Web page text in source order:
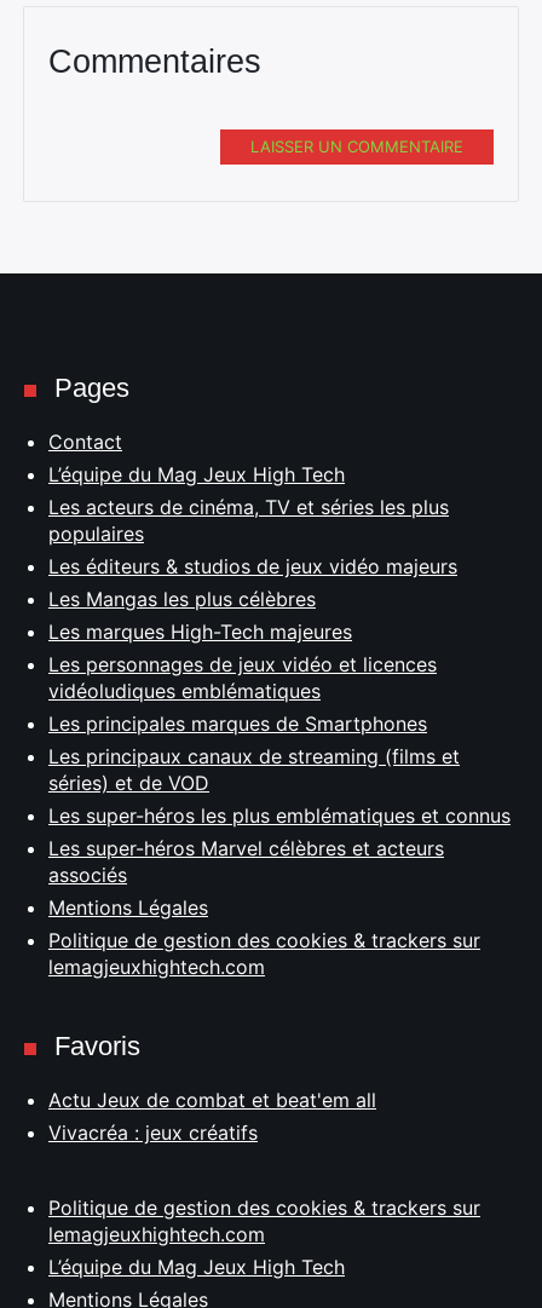
Commentaires
LAISSER UN COMMENTAIRE
Pages
Contact
L’équipe du Mag Jeux High Tech
Les acteurs de cinéma, TV et séries les plus
populaires
Les éditeurs & studios de jeux vidéo majeurs
Les Mangas les plus célèbres
Les marques High-Tech majeures
Les personnages de jeux vidéo et licences
vidéoludiques emblématiques
Les principales marques de Smartphones
Les principaux canaux de streaming (films et
séries) et de VOD
Les super-héros les plus emblématiques et connus
Les super-héros Marvel célèbres et acteurs
associés
Mentions Légales
Politique de gestion des cookies & trackers sur
lemagjeuxhightech.com
Favoris
Actu Jeux de combat et beat'em all
Vivacréa : jeux créatifs
Politique de gestion des cookies & trackers sur
lemagjeuxhightech.com
L’équipe du Mag Jeux High Tech
Mentions Légales